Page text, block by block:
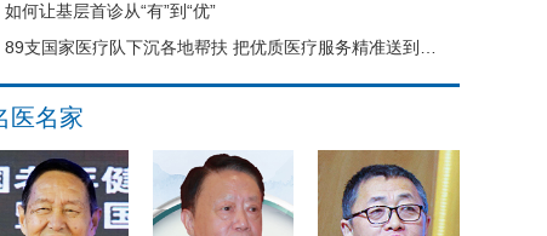
如何让基层首诊从“有”到“优”
医名家